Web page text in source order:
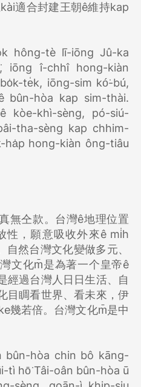
適合封建王朝ê維持kap
hông-tè lī-iōng Jû-ka
iōng î-chhî hong-kiàn
te̍k, iōng-sim kó͘-bú,
bûn-hòa kap sim-thài.
kòe-khì-sèng, pó-siú-
tha-sèng kap chhim-
ha̍p hong-kiàn ông-tiâu
無仝款。台灣ê地理位置
性，願意吸收外來ê mi̍h
然台灣文化變做多元、
文化m̄是為著一个皇帝ê
經過台灣人日日生活、自
目睭看世界、看未來，伊
幾若倍。台灣文化m̄是中
bûn-hòa chin bô kāng-
tì hō͘ Tâi-oân bûn-hòa ū